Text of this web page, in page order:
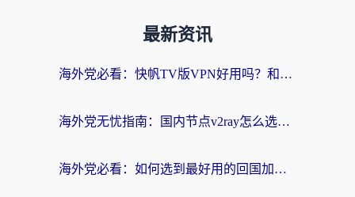
最新资讯
海外党必看：快帆TV版VPN好用吗？和快游VPN对比哪个回国效果更好？附实用避坑指南
海外党无忧指南：国内节点v2ray怎么选？一键回国VPN+多场景实测帮你避坑
海外党必看：如何选到最好用的回国加速器？从节点到售后的全维度指南